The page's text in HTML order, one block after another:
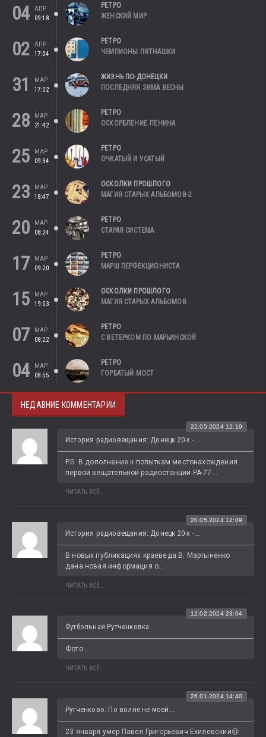
04 АПР
09:18
РЕТРО
ЖЕНСКИЙ МИР
02
АПР
17:04
РЕТРО
ЧЕМПИОНЫ ПЯТНАШКИ
31
МАР
17:02
ЖИЗНЬ ПО-ДОНЕЦКИ
ПОСЛЕДНЯЯ ЗИМА ВЕСНЫ
28
МАР
21:42
РЕТРО
ОСКОРБЛЕНИЕ ЛЕНИНА
25
МАР
09:34
РЕТРО
ОЧКАТЫЙ И УСАТЫЙ
23
МАР
18:47
ОСКОЛКИ ПРОШЛОГО
МАГИЯ СТАРЫХ АЛЬБОМОВ-2
20
МАР
08:24
РЕТРО
СТАРАЯ СИСТЕМА
17
МАР
09:20
РЕТРО
МАРШ ПЕРФЕКЦИОНИСТА
15
МАР
19:03
ОСКОЛКИ ПРОШЛОГО
МАГИЯ СТАРЫХ АЛЬБОМОВ
07
МАР
08:22
РЕТРО
С ВЕТЕРКОМ ПО МАРЬИНСКОЙ
04
МАР
08:55
РЕТРО
ГОРБАТЫЙ МОСТ
НЕДАВНИЕ КОММЕНТАРИИ
История радиовещания: Донецк 20-х -...
22.05.2024 12:19
P.S. В дополнение к попыткам местонахождения
первой вещательной радиостанции РА-77...
ЧИТАТЬ ВСЁ...
История радиовещания: Донецк 20-х -...
20.05.2024 12:09
В новых публикациях краеведа В. Мартыненко
дана новая информация о...
ЧИТАТЬ ВСЁ...
Футбольная Рутченковка...
12.02.2024 23:04
Фото:...
ЧИТАТЬ ВСЁ...
Рутченково. По волне не моей...
26.01.2024 14:40
23 января умер Павел Григорьевич Ехилевский😢